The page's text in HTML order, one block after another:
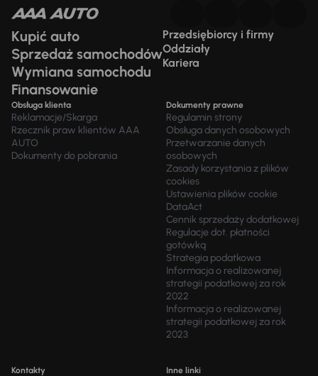
Kupić auto
Sprzedaż samochodów
Wymiana samochodu
Finansowanie
Przedsiębiorcy i firmy
Oddziały
Kariera
Obsługa klienta
Reklamacje/Skarga
Rzecznik praw klientów AAA
AUTO
Dokumenty do pobrania
Dokumenty prawne
Regulamin strony
Obsługa danych osobowych
Przetwarzanie danych
osobowych
Zasady korzystania z plików
cookies
Ustawienia plików cookie
DataAct
Cennik sprzedaży dodatkowej
Regulacje dot. płatności
gotówką
Strategia podatkowa
Informacja o realizowanej
strategii podatkowej za rok
2022
Informacja o realizowanej
strategii podatkowej za rok
2023
Kontakty Inne linki